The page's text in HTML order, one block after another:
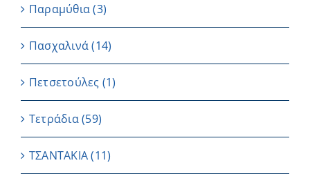
Παραμύθια (3)
Πασχαλινά (14)
Πετσετούλες (1)
Τετράδια(59)
ΤΣΑΝΤΑΚΙΑ (11)